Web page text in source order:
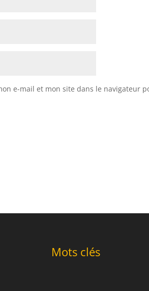
e-mail et mon site dans le navigateur
Mots clés